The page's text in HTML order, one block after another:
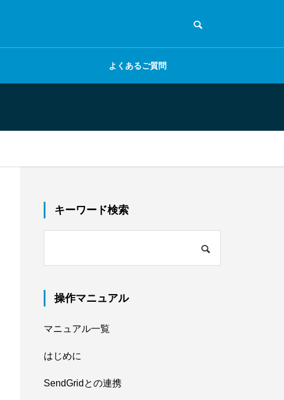
よくあるご質問
フォームの設定
キーワード検索
操作マニュアル
マニュアル一覧
はじめに
SendGridとの連携